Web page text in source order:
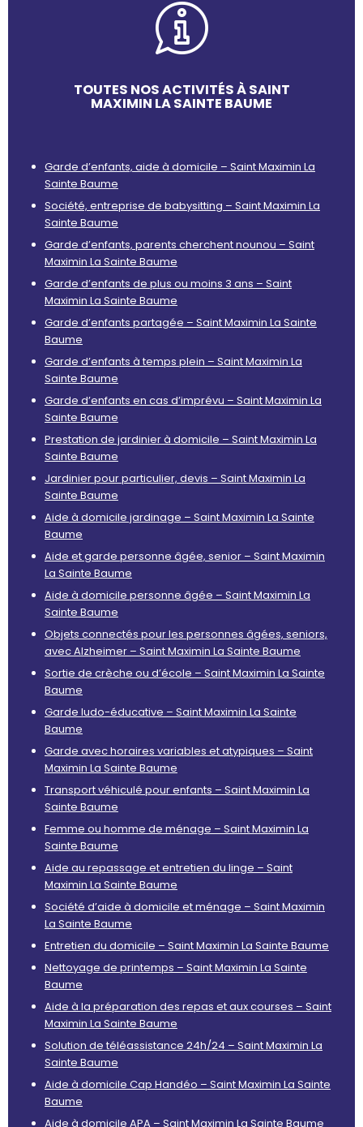
TOUTES NOS ACTIVITÉS À SAINT
MAXIMIN LA SAINTE BAUME
Garde d’enfants, aide à domicile – Saint Maximin La
Sainte Baume
Société, entreprise de babysitting – Saint Maximin La
Sainte Baume
Garde d’enfants, parents cherchent nounou – Saint
Maximin La Sainte Baume
Garde d’enfants de plus ou moins 3 ans – Saint
Maximin La Sainte Baume
Garde d’enfants partagée – Saint Maximin La Sainte
Baume
Garde d’enfants à temps plein – Saint Maximin La
Sainte Baume
Garde d’enfants en cas d’imprévu – Saint Maximin La
Sainte Baume
Prestation de jardinier à domicile – Saint Maximin La
Sainte Baume
Jardinier pour particulier, devis – Saint Maximin La
Sainte Baume
Aide à domicile jardinage – Saint Maximin La Sainte
Baume
Aide et garde personne âgée, senior – Saint Maximin
La Sainte Baume
Aide à domicile personne âgée – Saint Maximin La
Sainte Baume
Objets connectés pour les personnes âgées, seniors,
avec Alzheimer – Saint Maximin La Sainte Baume
Sortie de crèche ou d’école – Saint Maximin La Sainte
Baume
Garde ludo-éducative – Saint Maximin La Sainte
Baume
Garde avec horaires variables et atypiques – Saint
Maximin La Sainte Baume
Transport véhiculé pour enfants – Saint Maximin La
Sainte Baume
Femme ou homme de ménage – Saint Maximin La
Sainte Baume
Aide au repassage et entretien du linge – Saint
Maximin La Sainte Baume
Société d’aide à domicile et ménage – Saint Maximin
La Sainte Baume
Entretien du domicile – Saint Maximin La Sainte Baume
Nettoyage de printemps – Saint Maximin La Sainte
Baume
Aide à la préparation des repas et aux courses – Saint
Maximin La Sainte Baume
Solution de téléassistance 24h/24 – Saint Maximin La
Sainte Baume
Aide à domicile Cap Handéo – Saint Maximin La Sainte
Baume
Aide à domicile APA – Saint Maximin La Sainte Baume